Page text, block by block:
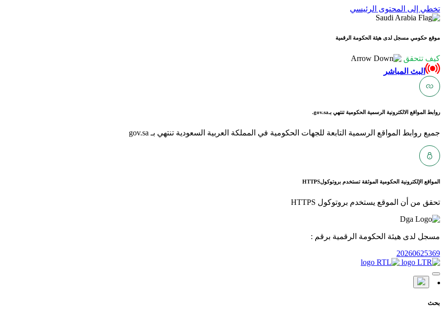
تخطي إلى المحتوى الرئيسي
موقع حكومي مسجل لدى هيئة الحكومة الرقمية
كيف تتحقق
البث المباشر
روابط المواقع الالكترونية الرسمية الحكومية تنتهي بـgov.sa.
جميع روابط المواقع الرسمية التابعة للجهات الحكومية في المملكة العربية السعودية تنتهي بـ gov.sa
المواقع الإلكترونية الحكومية الموثقة تستخدم بروتوكولHTTPS
تحقق من أن الموقع يستخدم بروتوكول HTTPS
مسجل لدى هيئة الحكومة الرقمية برقم :
20260625369
بحث